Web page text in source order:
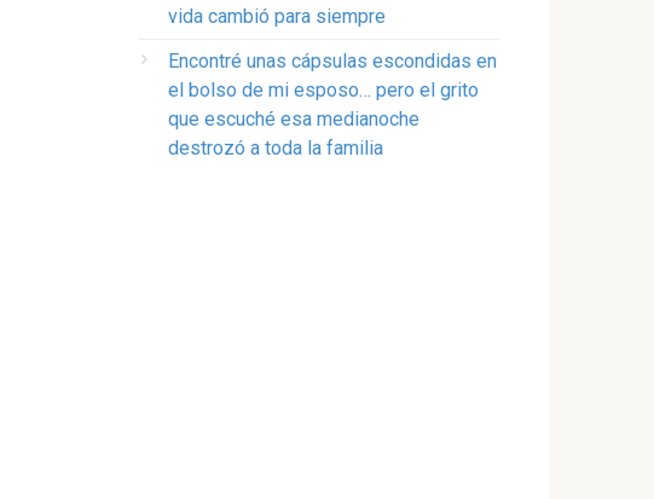
vida cambió para siempre
Encontré unas cápsulas escondidas en
el bolso de mi esposo… pero el grito
que escuché esa medianoche
destrozó a toda la familia